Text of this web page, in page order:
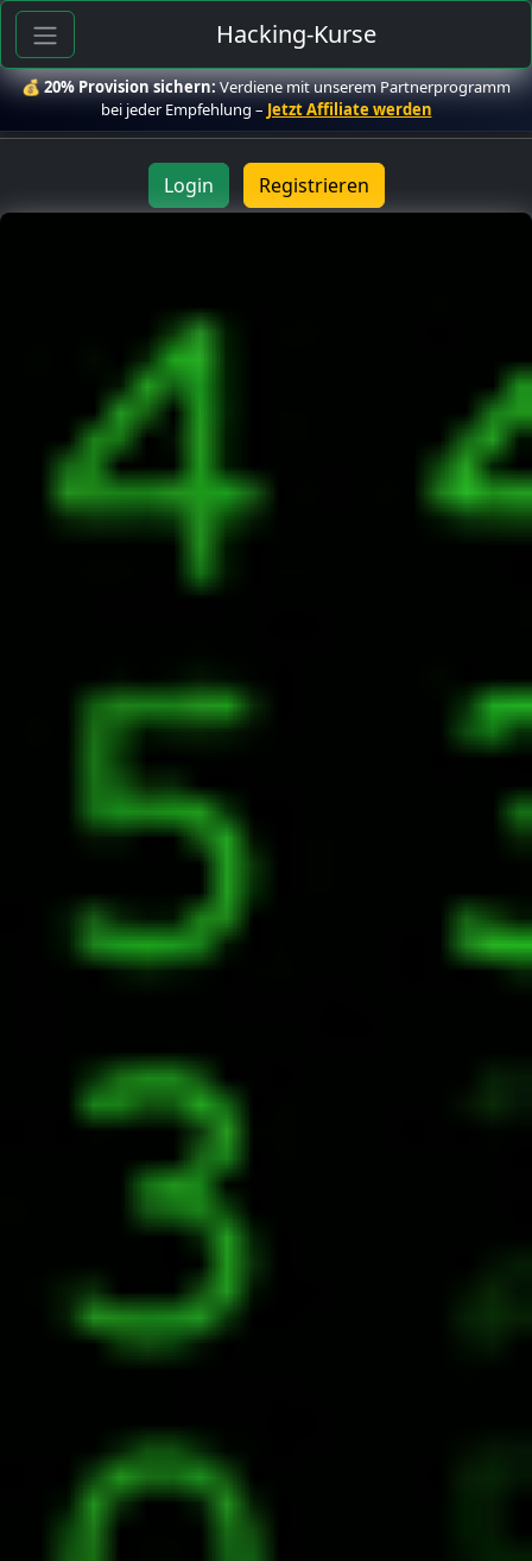
Hacking-Kurse
💰20% Provision sichern:Verdiene mit unserem Partnerprogramm
bei jeder Empfehlung – Jetzt Affiliate werden
Login Registrieren